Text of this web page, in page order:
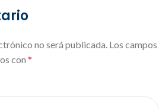
no será publicada. Los campos
con *